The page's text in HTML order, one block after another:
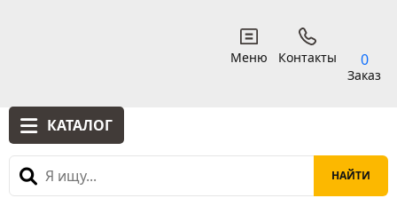
КАТАЛОГ
Меню Контакты 0
Заказ
Luxeva